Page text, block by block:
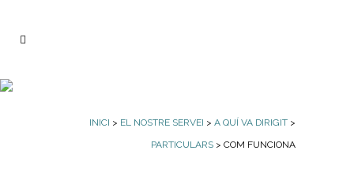
INICI > EL NOSTRE SERVEI > A QUÍ VA DIRIGIT >
PARTICULARS > COM FUNCIONA